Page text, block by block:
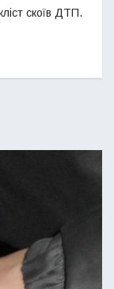
скоїв ДТП.